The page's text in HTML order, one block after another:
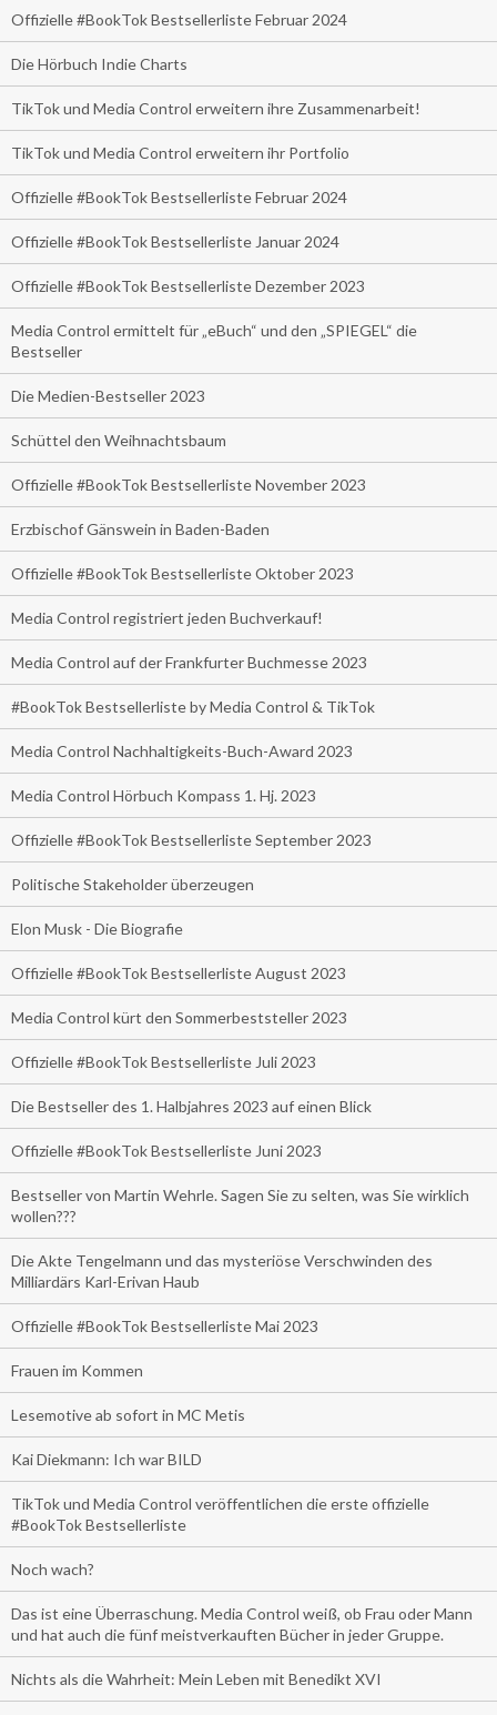
Offizielle #BookTok Bestsellerliste Februar 2024
Die Hörbuch Indie Charts
TikTok und Media Control erweitern ihre Zusammenarbeit!
TikTok und Media Control erweitern ihr Portfolio
Offizielle #BookTok Bestsellerliste Februar 2024
Offizielle #BookTok Bestsellerliste Januar 2024
Offizielle #BookTok Bestsellerliste Dezember 2023
Media Control ermittelt für „eBuch“ und den „SPIEGEL“ die
Bestseller
Die Medien-Bestseller 2023
Schüttel den Weihnachtsbaum
Offizielle #BookTok Bestsellerliste November 2023
Erzbischof Gänswein in Baden-Baden
Offizielle #BookTok Bestsellerliste Oktober 2023
Media Control registriert jeden Buchverkauf!
Media Control auf der Frankfurter Buchmesse 2023
#BookTok Bestsellerliste by Media Control & TikTok
Media Control Nachhaltigkeits-Buch-Award 2023
Media Control Hörbuch Kompass 1. Hj. 2023
Offizielle #BookTok Bestsellerliste September 2023
Politische Stakeholder überzeugen
Elon Musk - Die Biografie
Offizielle #BookTok Bestsellerliste August 2023
Media Control kürt den Sommerbeststeller 2023
Offizielle #BookTok Bestsellerliste Juli 2023
Die Bestseller des 1. Halbjahres 2023 auf einen Blick
Offizielle #BookTok Bestsellerliste Juni 2023
Bestseller von Martin Wehrle. Sagen Sie zu selten, was Sie wirklich
wollen???
Die Akte Tengelmann und das mysteriöse Verschwinden des
Milliardärs Karl-Erivan Haub
Offizielle #BookTok Bestsellerliste Mai 2023
Frauen im Kommen
Lesemotive ab sofort in MC Metis
Kai Diekmann: Ich war BILD
TikTok und Media Control veröffentlichen die erste offizielle
#BookTok Bestsellerliste
Noch wach?
Das ist eine Überraschung. Media Control weiß, ob Frau oder Mann
und hat auch die fünf meistverkauften Bücher in jeder Gruppe.
Nichts als die Wahrheit: Mein Leben mit Benedikt XVI